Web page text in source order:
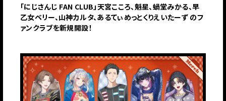
「にじさんじ FAN CLUB」天宮こころ、魁星、蝸堂みかる、早
乙女ベリー、山神カルタ、あるてぃめっとくりえいたーず のフ
ァンクラブを新規開設！